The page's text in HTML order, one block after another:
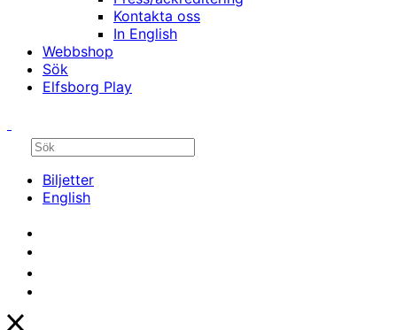
Kontakta oss
In English
Webbshop
Sök
Elfsborg Play
Biljetter
English